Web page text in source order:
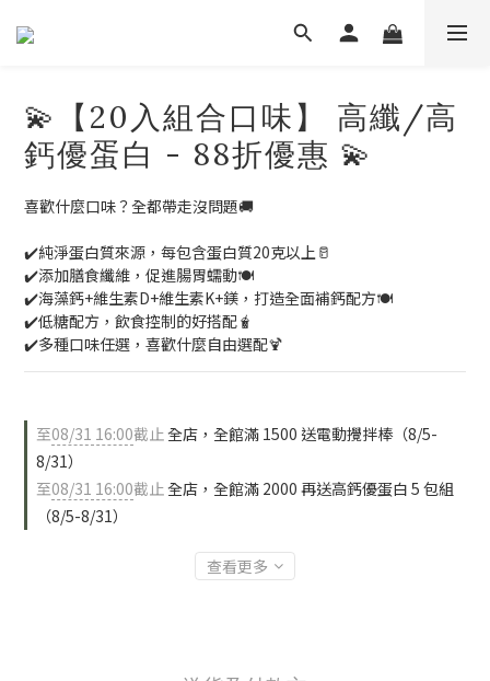
💫【20入組合口味】 高纖/高
鈣優蛋白 - 88折優惠 💫
喜歡什麼口味？全都帶走沒問題🚚
✔️純淨蛋白質來源，每包含蛋白質20克以上🥛
✔️添加膳食纖維，促進腸胃蠕動🍽️
✔️海藻鈣+維生素D+維生素K+鎂，打造全面補鈣配方🍽️
✔️低糖配方，飲食控制的好搭配🧋
✔️多種口味任選，喜歡什麼自由選配🍹
至08/31 16:00截止全店，全館滿 1500 送電動攪拌棒（8/5-
8/31）
至08/31 16:00截止全店，全館滿 2000 再送高鈣優蛋白 5 包組
（8/5-8/31）
查看更多